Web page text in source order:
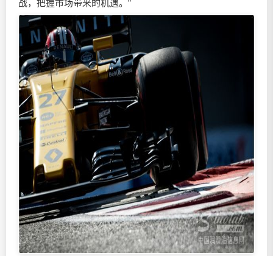
战，把握市场带来的机遇。”